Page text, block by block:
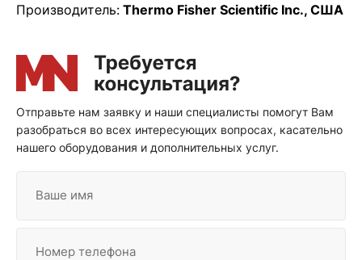
Производитель: Thermo Fisher Scientific Inc., США
Отправьте нам заявку и наши специалисты помогут Вам
разобраться во всех интересующих вопросах, касательно
нашего оборудования и дополнительных услуг.
Ваше имя
Номер телефона